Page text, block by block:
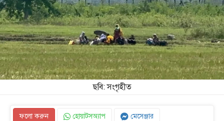
ছবি: সংগৃহীত
ফলো করুন হোয়াটসঅ্যাপ মেসেঞ্জার